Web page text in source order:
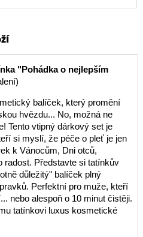
"Pohádka o nejlepším
balíček, který promění
hvězdu... No, možná ne
Tento vtipný dárkový set je
si myslí, že péče o pleť je jen
k Vánocům, Dni otců,
radost. Představte si tatínkův
důležitý" balíček plný
Perfektní pro muže, kteří
nebo alespoň o 10 minut čistěji.
tatínkovi luxus kosmetické